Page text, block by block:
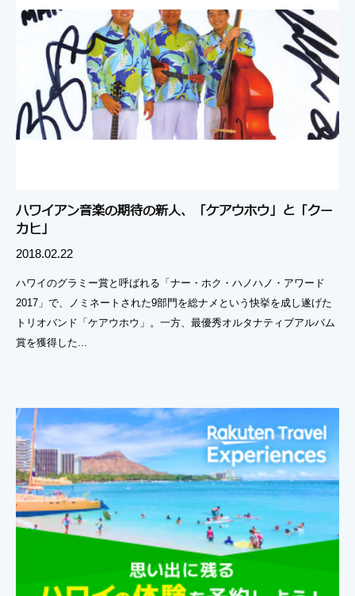
ハワイアン音楽の期待の新人、「ケアウホウ」と「クー
カヒ」
2018.02.22
ハワイのグラミー賞と呼ばれる「ナー・ホク・ハノハノ・アワード
2017」で、ノミネートされた9部門を総ナメという快挙を成し遂げた
トリオバンド「ケアウホウ」。一方、最優秀オルタナティブアルバム
賞を獲得した...